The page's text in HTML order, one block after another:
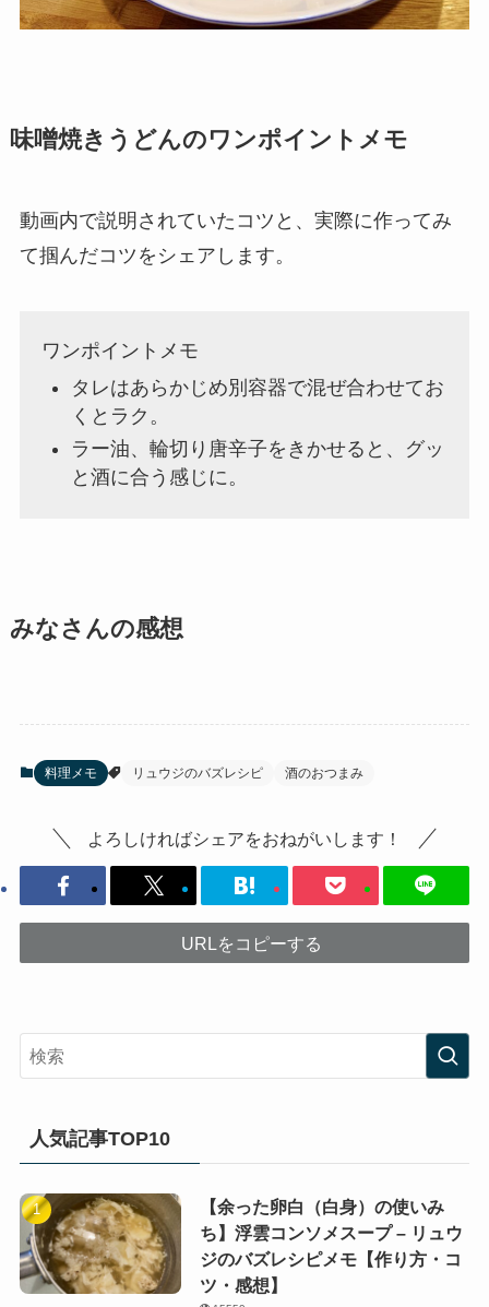
味噌焼きうどんのワンポイントメモ
動画内で説明されていたコツと、実際に作ってみ
て掴んだコツをシェアします。
ワンポイントメモ
タレはあらかじめ別容器で混ぜ合わせてお
くとラク。
ラー油、輪切り唐辛子をきかせると、グッ
と酒に合う感じに。
みなさんの感想
料理メモ リュウジのバズレシピ 酒のおつまみ
よろしければシェアをおねがいします！
URLをコピーする
人気記事TOP10
【余った卵白（白身）の使いみ
ち】浮雲コンソメスープ – リュウ
ジのバズレシピメモ【作り方・コ
ツ・感想】